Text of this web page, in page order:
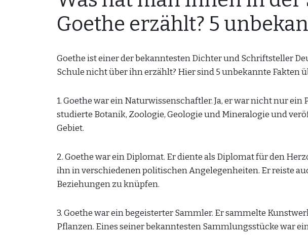
Goethe erzählt? 5
Goethe ist einer der bekanntesten Dichter und Schriftsteller
Schule nicht über ihn erzählt? Hier sind 5 unbekannte Fakten
1. Goethe war ein Naturwissenschaftler. Ja, er war nicht nur
studierte Botanik, Zoologie, Geologie und Mineralogie und
Gebiet.
2. Goethe war ein Diplomat. Er diente als Diplomat für den
ihn in verschiedenen politischen Angelegenheiten. Er reiste
Beziehungen zu knüpfen.
3. Goethe war ein begeisterter Sammler. Er sammelte
Pflanzen. Eines seiner bekanntesten Sammlungsstücke war